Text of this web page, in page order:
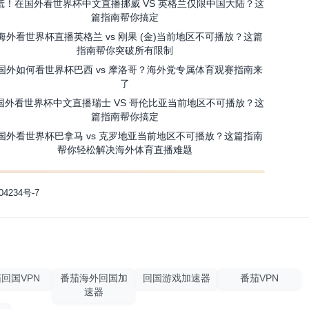
！在国外看世界杯中文直播挪威 VS 英格兰仅限中国大陆？这
篇指南帮你搞定
外看世界杯直播英格兰 vs 刚果 (金)当前地区不可播放？这篇
指南帮你突破所有限制
外如何看世界杯巴西 vs 摩洛哥？海外党专属体育观赛指南来
了
外看世界杯中文直播瑞士 VS 哥伦比亚当前地区不可播放？这
篇指南帮你搞定
外看世界杯巴拿马 vs 克罗地亚当前地区不可播放？这篇指南
帮你轻松解决海外体育直播难题
号-7
国VPN
番茄海外回国加
速器
回国游戏加速器 番茄VPN